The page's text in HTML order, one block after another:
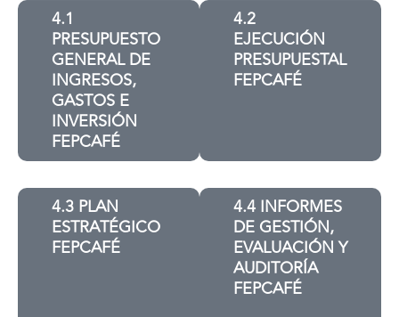
4.1
PRESUPUESTO
GENERAL DE
INGRESOS,
GASTOS E
INVERSIÓN
FEPCAFÉ
4.2
EJECUCIÓN
PRESUPUESTAL
FEPCAFÉ
4.3 PLAN
ESTRATÉGICO
FEPCAFÉ
4.4 INFORMES
DE GESTIÓN,
EVALUACIÓN Y
AUDITORÍA
FEPCAFÉ